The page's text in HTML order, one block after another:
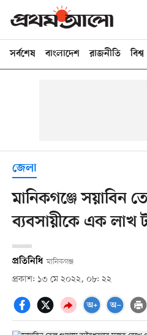
সর্বশেষ বাংলাদেশ রাজনীতি বিশ্ব
জেলা
মানিকগঞ্জে সয়াবিন
ব্যবসায়ীকে এক লাখ
প্রতিনিধি মানিকগঞ্জ
প্রকাশ: ১৩ মে ২০২২, ০৮: ২২